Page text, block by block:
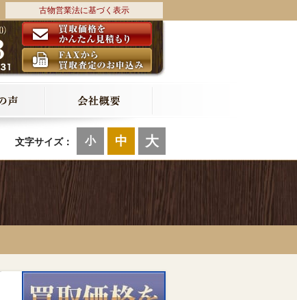
古物営業法に基づく表示
文字サイズ： 小 中 大